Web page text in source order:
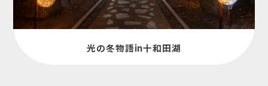
光の冬物語in十和田湖